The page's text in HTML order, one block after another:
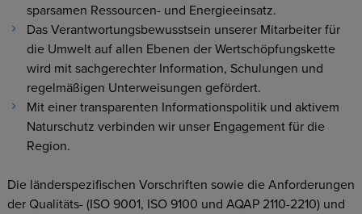
sparsamen Ressourcen- und Energieeinsatz.
Das Verantwortungsbewusstsein unserer Mitarbeiter für
die Umwelt auf allen Ebenen der Wertschöpfungskette
wird mit sachgerechter Information, Schulungen und
regelmäßigen Unterweisungen gefördert.
Mit einer transparenten Informationspolitik und aktivem
Naturschutz verbinden wir unser Engagement für die
Region.
Die länderspezifischen Vorschriften sowie die Anforderungen
der Qualitäts- (ISO 9001, ISO 9100 und AQAP 2110-2210) und